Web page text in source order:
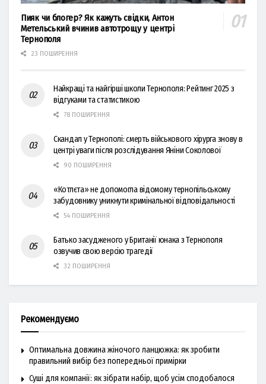
Пияк чи блогер? Як кажуть свідки, Антон
Метельський вчинив автотрощу у центрі
Тернополя
23 ПОШИРЕННЯ
Найкращі та найгірші школи Тернополя: Рейтинг 2025 з
відгуками та статистикою
78 ПОШИРЕННЯ
Скандал у Тернополі: смерть військового хірурга знову в
центрі уваги після розслідування Яніни Соколової
90 ПОШИРЕННЯ
«Котлєта» не допомогла відомому тернопільському
забудовнику уникнути кримінальної відповідальності
54 ПОШИРЕННЯ
Батько засудженого у Британії юнака з Тернополя
озвучив свою версію трагедії
32 ПОШИРЕННЯ
Рекомендуємо
Оптимальна довжина жіночого ланцюжка: як зробити
правильний вибір без попередньої примірки
Суші для компанії: як зібрати набір, щоб усім сподобалося